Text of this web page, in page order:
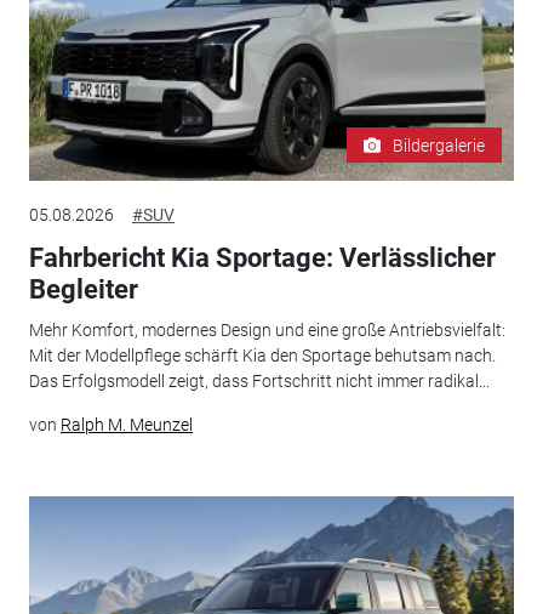
Bildergalerie
05.08.2026 #SUV
Fahrbericht Kia Sportage: Verlässlicher
Begleiter
Mehr Komfort, modernes Design und eine große Antriebsvielfalt:
Mit der Modellpflege schärft Kia den Sportage behutsam nach.
Das Erfolgsmodell zeigt, dass Fortschritt nicht immer radikal...
von Ralph M. Meunzel